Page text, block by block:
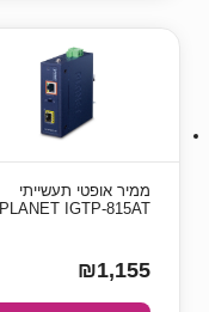
ממיר אופטי תעשייתי
PLANET IGTP-815AT
₪1,155